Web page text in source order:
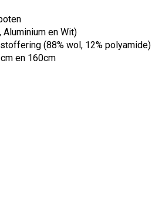
Aluminium en Wit)
(88% wol, 12% polyamide)
en 160cm